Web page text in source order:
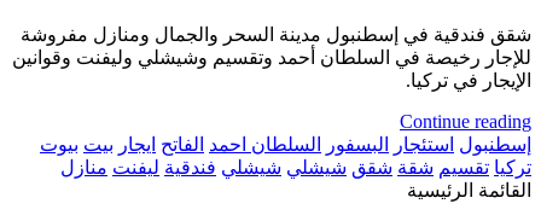
شقق فندقية في إسطنبول مدينة السحر والجمال ومنازل مفروشة
للإجار رخيصة في السلطان أحمد وتقسيم وشيشلي وليفنت وقوانين
الإيجار في تركيا.
Continue reading
إسطنبول استئجار البسفور السلطان احمد الفاتح ايجار بيت بيوت
تركيا تقسيم شقة شقق شيشلي شيشلي فندقية ليفنت منازل
القائمة الرئيسية